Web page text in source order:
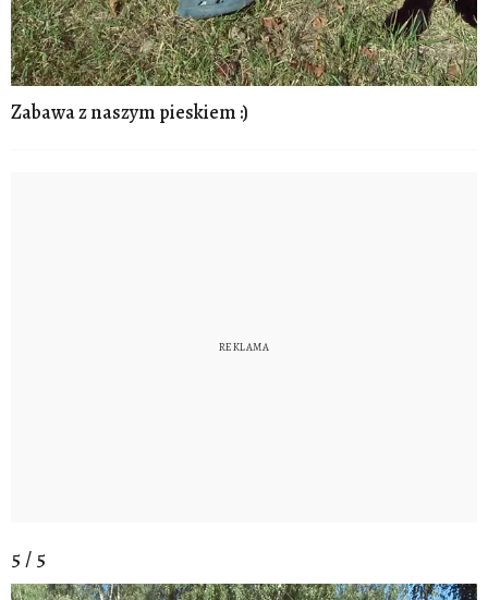
Zabawa z naszym pieskiem :)
5 / 5